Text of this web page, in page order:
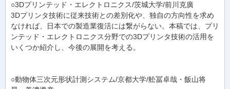
○3Dプリンテッド・エレクトロニクス/茨城大学/前川克廣
3Dプリンタ技術に従来技術との差別化や、独自の方向性を求め
なければ、日本での製造業復活には繋がらない。本稿では、プリ
ンテッド・エレクトロニクス分野での3Dプリンタ技術の活用を
いくつか紹介し、今後の展開を考える。
○動物体三次元形状計測システム/京都大学/舩冨卓哉・飯山将